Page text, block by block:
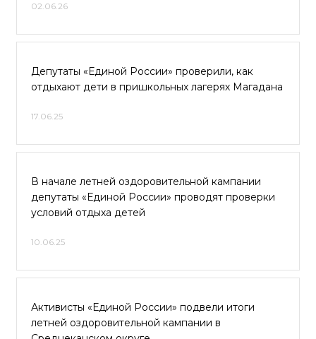
02.06.26
Депутаты «Единой России» проверили, как
отдыхают дети в пришкольных лагерях Магадана
17.06.25
В начале летней оздоровительной кампании
депутаты «Единой России» проводят проверки
условий отдыха детей
10.06.25
Активисты «Единой России» подвели итоги
летней оздоровительной кампании в